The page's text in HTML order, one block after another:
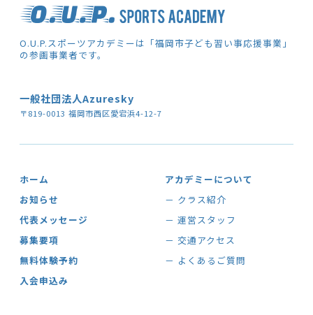
O.U.P.スポーツアカデミーは「福岡市子ども習い事応援事業」
の参画事業者です。
一般社団法人Azuresky
〒819-0013 福岡市西区愛宕浜4-12-7
ホーム
お知らせ
代表メッセージ
募集要項
無料体験予約
入会申込み
アカデミーについて
－ クラス紹介
－ 運営スタッフ
－ 交通アクセス
－ よくあるご質問